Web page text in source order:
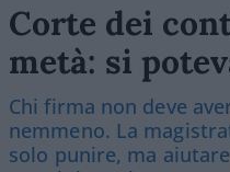
Corte dei
metà: si
Chi firma non deve
nemmeno. La
solo punire, ma